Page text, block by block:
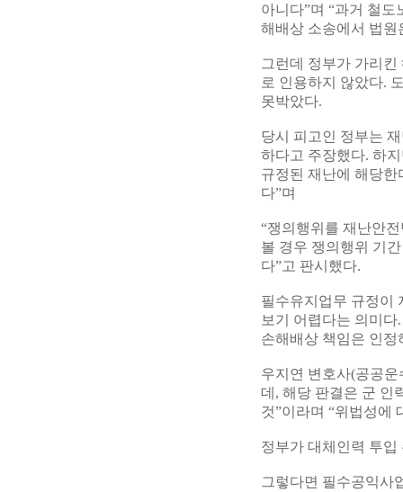
아니다”며 “과거 철
해배상 소송에서 법원
그런데 정부가 가리킨
로 인용하지 않았다.
못박았다.
당시 피고인 정부는
하다고 주장했다. 하
규정된 재난에 해당
다”며
“쟁의행위를 재난안
볼 경우 쟁의행위 기
다”고 판시했다.
필수유지업무 규정이
보기 어렵다는 의미
손해배상 책임은 인
우지연 변호사(공공
데, 해당 판결은 군 인
것”이라며 “위법성에
정부가 대체인력 투입
그렇다면 필수공익사